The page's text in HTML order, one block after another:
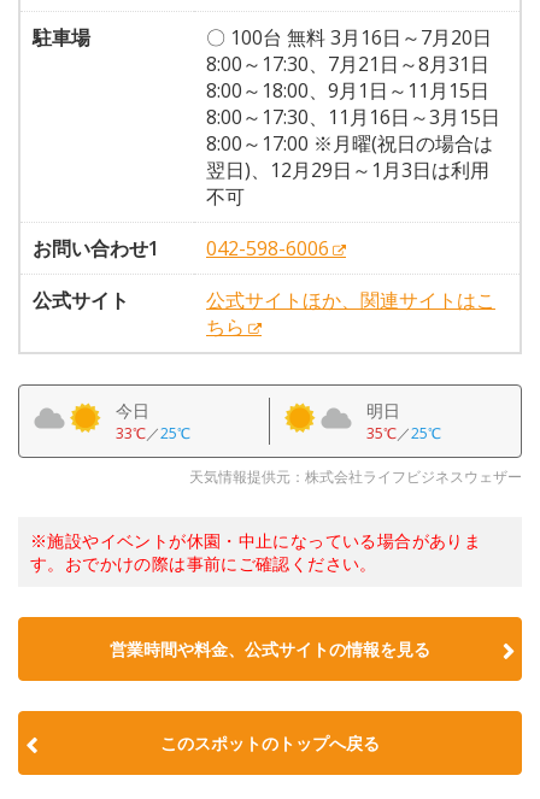
駐車場
〇 100台 無料 3月16日～7月20日
8:00～17:30、7月21日～8月31日
8:00～18:00、9月1日～11月15日
8:00～17:30、11月16日～3月15日
8:00～17:00 ※月曜(祝日の場合は
翌日)、12月29日～1月3日は利用
不可
お問い合わせ1
042-598-6006
公式サイト
公式サイトほか、関連サイトはこ
ちら
今日
33℃／25℃
明日
35℃／25℃
天気情報提供元：株式会社ライフビジネスウェザー
※施設やイベントが休園・中止になっている場合がありま
す。おでかけの際は事前にご確認ください。
営業時間や料金、公式サイトの情報を見る
このスポットのトップへ戻る